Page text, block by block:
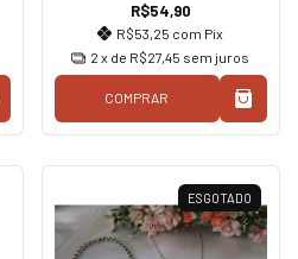
R$54,90
R$53,25 com Pix
2 x de R$27,45 sem juros
COMPRAR
ESGOTADO